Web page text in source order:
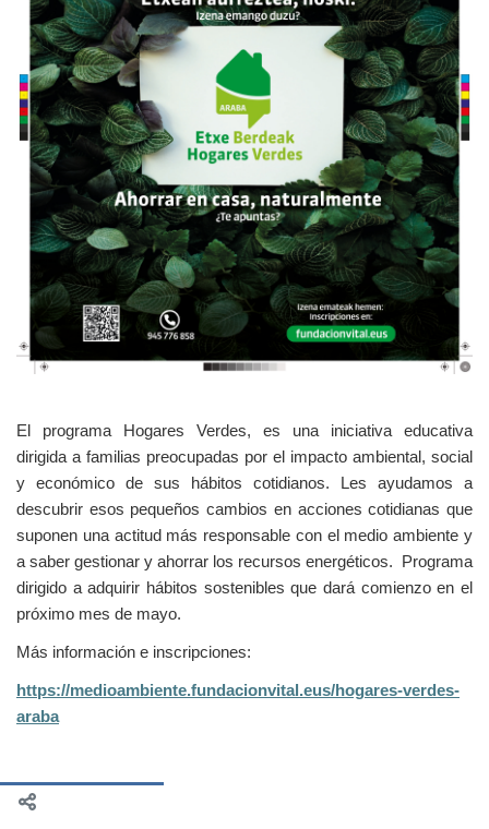
El programa Hogares Verdes, es una iniciativa educativa
dirigida a familias preocupadas por el impacto ambiental, social
y económico de sus hábitos cotidianos. Les ayudamos a
descubrir esos pequeños cambios en acciones cotidianas que
suponen una actitud más responsable con el medio ambiente y
a saber gestionar y ahorrar los recursos energéticos. Programa
dirigido a adquirir hábitos sostenibles que dará comienzo en el
próximo mes de mayo.
Más información e inscripciones:
https://medioambiente.fundacionvital.eus/hogares-verdes-
araba